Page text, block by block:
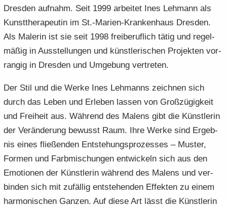
Dres­den auf­nahm. Seit 1999 ar­bei­tet Ines Leh­mann als
Kunst­the­ra­peu­tin im St.-​Marien-Krankenhaus Dres­den.
Als Ma­le­rin ist sie seit 1998 frei­be­ruf­lich tätig und re­gel­
mä­ßig in Aus­stel­lun­gen und künst­le­ri­schen Pro­jek­ten vor­
ran­gig in Dres­den und Um­ge­bung ver­tre­ten.
Der Stil und die Werke Ines Leh­manns zeich­nen sich
durch das Leben und Er­le­ben las­sen von Groß­zü­gig­keit
und Frei­heit aus. Wäh­rend des Ma­lens gibt die Künst­le­rin
der Ver­än­de­rung be­wusst Raum. Ihre Werke sind Er­geb­
nis eines flie­ßen­den Ent­ste­hungs­pro­zes­ses – Mus­ter,
For­men und Farb­mi­schun­gen ent­wi­ckeln sich aus den
Emo­tio­nen der Künst­le­rin wäh­rend des Ma­lens und ver­
bin­den sich mit zu­fäl­lig ent­ste­hen­den Ef­fek­ten zu einem
har­mo­ni­schen Gan­zen. Auf diese Art lässt die Künst­le­rin